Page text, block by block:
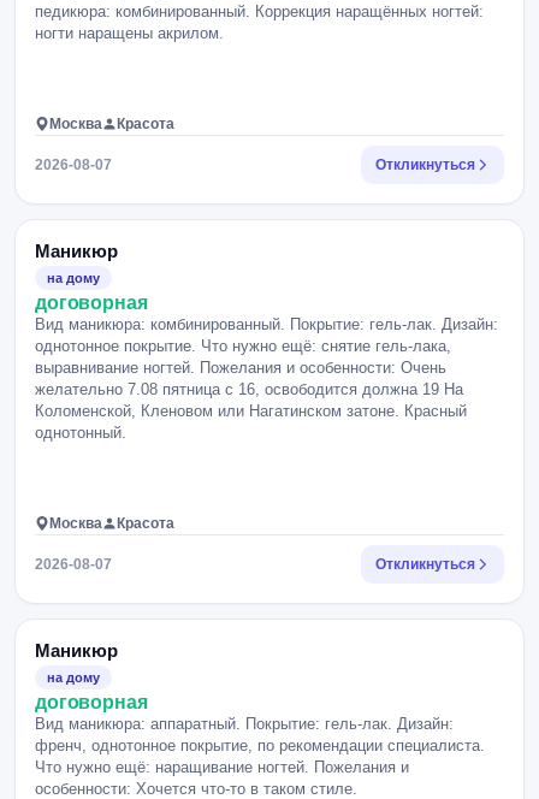
педикюра: комбинированный. Коррекция наращённых ногтей:
ногти наращены акрилом.
Москва Красота
2026-08-07 Откликнуться
Маникюр
на дому
договорная
Вид маникюра: комбинированный. Покрытие: гель-лак. Дизайн:
однотонное покрытие. Что нужно ещё: снятие гель-лака,
выравнивание ногтей. Пожелания и особенности: Очень
желательно 7.08 пятница с 16, освободится должна 19 На
Коломенской, Кленовом или Нагатинском затоне. Красный
однотонный.
Москва Красота
2026-08-07 Откликнуться
Маникюр
на дому
договорная
Вид маникюра: аппаратный. Покрытие: гель-лак. Дизайн:
френч, однотонное покрытие, по рекомендации специалиста.
Что нужно ещё: наращивание ногтей. Пожелания и
особенности: Хочется что-то в таком стиле.